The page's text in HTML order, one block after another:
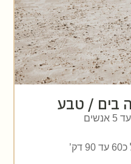
בים / טבע